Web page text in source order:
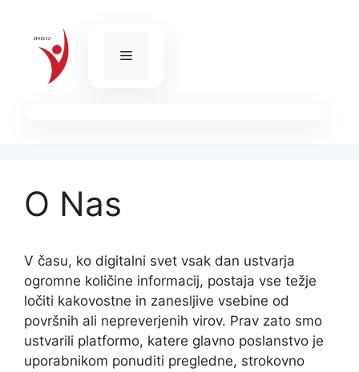
content
Menu
O Nas
V času, ko digitalni svet vsak dan ustvarja
ogromne količine informacij, postaja vse težje
ločiti kakovostne in zanesljive vsebine od
površnih ali nepreverjenih virov. Prav zato smo
ustvarili platformo, katere glavno poslanstvo je
uporabnikom ponuditi pregledne, strokovno